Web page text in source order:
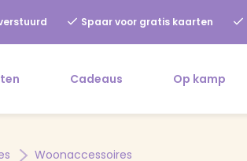
Spaar voor gratis kaarten
Cadeaus Op kamp
Woonaccessoires